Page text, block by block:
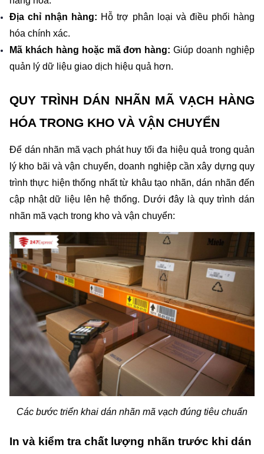
Địa chỉ nhận hàng: Hỗ trợ phân loại và điều phối hàng
hóa chính xác.
Mã khách hàng hoặc mã đơn hàng: Giúp doanh nghiệp
quản lý dữ liệu giao dịch hiệu quả hơn.
QUY TRÌNH DÁN NHÃN MÃ VẠCH HÀNG
HÓA TRONG KHO VÀ VẬN CHUYỂN
Để dán nhãn mã vạch phát huy tối đa hiệu quả trong quản
lý kho bãi và vận chuyển, doanh nghiệp cần xây dựng quy
trình thực hiện thống nhất từ khâu tạo nhãn, dán nhãn đến
cập nhật dữ liệu lên hệ thống. Dưới đây là quy trình dán
nhãn mã vạch trong kho và vận chuyển:
Các bước triển khai dán nhãn mã vạch đúng tiêu chuẩn
In và kiểm tra chất lượng nhãn trước khi dán